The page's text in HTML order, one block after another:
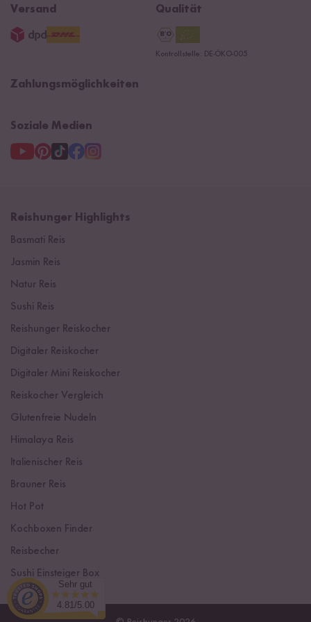
Navacopah
15 Jahre Reishunger
B2B
Jobs
Datenschutzerklärung
3 Jahre Garantie
Versand Qualität
Kontrollstelle: DE-ÖKO-005
Zahlungsmöglichkeiten
Soziale Medien
Reishunger Highlights
Basmati Reis
Jasmin Reis
Natur Reis
Sushi Reis
Reishunger Reiskocher
Digitaler Reiskocher
Digitaler Mini Reiskocher
Reiskocher Vergleich
Glutenfreie Nudeln
Himalaya Reis
Italienischer Reis
Brauner Reis
Hot Pot
Kochboxen Finder
Reisbecher
Sushi Einsteiger Box
Sehr gut
4.81/5.00